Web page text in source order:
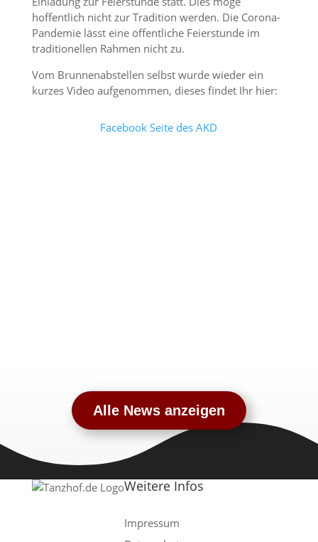
hoffentlich nicht zur Tradition werden. Die Corona-
Pandemie lässt eine öffentliche Feierstunde im
traditionellen Rahmen nicht zu.
Vom Brunnenabstellen selbst wurde wieder ein
kurzes Video aufgenommen, dieses findet Ihr hier:
Facebook Seite des AKD
Alle News anzeigen
Weitere Infos
Impressum